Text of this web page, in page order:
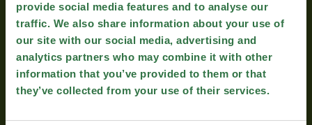
provide social media features and to analyse our
traffic. We also share information about your use of
our site with our social media, advertising and
analytics partners who may combine it with other
information that you’ve provided to them or that
they’ve collected from your use of their services.
TIRAMISÚ DE AGUACATE